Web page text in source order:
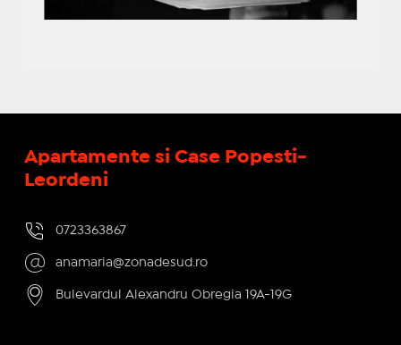
Apartamente si Case Popesti-
Leordeni
0723363867
anamaria@zonadesud.ro
Bulevardul Alexandru Obregia 19A-19G